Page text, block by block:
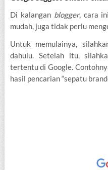
Di kalangan blogger, cara
mudah, juga tidak perlu
Untuk memulainya,
dahulu. Setelah itu,
tertentu di Google.
hasil pencarian “sepatu